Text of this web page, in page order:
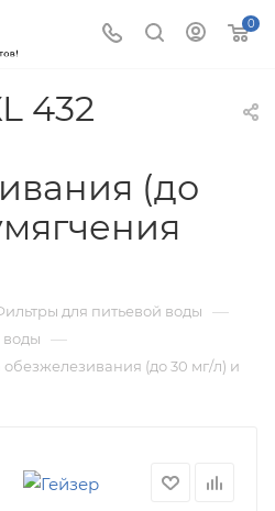
0
432
(до
для питьевой воды —
воды —
(до 30 мг/л) и